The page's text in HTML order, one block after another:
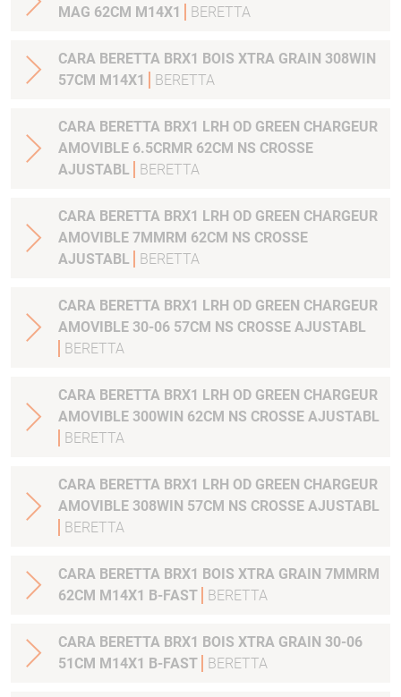
MAG 62CM M14X1
BERETTA
CARA BERETTA BRX1 BOIS XTRA GRAIN 308WIN
57CM M14X1
BERETTA
CARA BERETTA BRX1 LRH OD GREEN CHARGEUR
AMOVIBLE 6.5CRMR 62CM NS CROSSE
AJUSTABL
BERETTA
CARA BERETTA BRX1 LRH OD GREEN CHARGEUR
AMOVIBLE 7MMRM 62CM NS CROSSE
AJUSTABL
BERETTA
CARA BERETTA BRX1 LRH OD GREEN CHARGEUR
AMOVIBLE 30-06 57CM NS CROSSE AJUSTABL
BERETTA
CARA BERETTA BRX1 LRH OD GREEN CHARGEUR
AMOVIBLE 300WIN 62CM NS CROSSE AJUSTABL
BERETTA
CARA BERETTA BRX1 LRH OD GREEN CHARGEUR
AMOVIBLE 308WIN 57CM NS CROSSE AJUSTABL
BERETTA
CARA BERETTA BRX1 BOIS XTRA GRAIN 7MMRM
62CM M14X1 B-FAST
BERETTA
CARA BERETTA BRX1 BOIS XTRA GRAIN 30-06
51CM M14X1 B-FAST
BERETTA